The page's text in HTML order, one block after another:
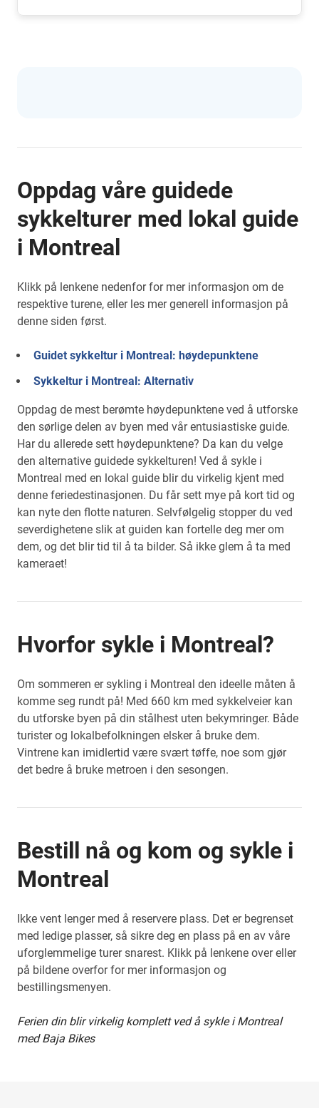
Oppdag våre guidede
sykkelturer med lokal guide
i Montreal
Klikk på lenkene nedenfor for mer informasjon om de
respektive turene, eller les mer generell informasjon på
denne siden først.
Guidet sykkeltur i Montreal: høydepunktene
Sykkeltur i Montreal: Alternativ
Oppdag de mest berømte høydepunktene ved å utforske
den sørlige delen av byen med vår entusiastiske guide.
Har du allerede sett høydepunktene? Da kan du velge
den alternative guidede sykkelturen! Ved å sykle i
Montreal med en lokal guide blir du virkelig kjent med
denne feriedestinasjonen. Du får sett mye på kort tid og
kan nyte den flotte naturen. Selvfølgelig stopper du ved
severdighetene slik at guiden kan fortelle deg mer om
dem, og det blir tid til å ta bilder. Så ikke glem å ta med
kameraet!
Hvorfor sykle i Montreal?
Om sommeren er sykling i Montreal den ideelle måten å
komme seg rundt på! Med 660 km med sykkelveier kan
du utforske byen på din stålhest uten bekymringer. Både
turister og lokalbefolkningen elsker å bruke dem.
Vintrene kan imidlertid være svært tøffe, noe som gjør
det bedre å bruke metroen i den sesongen.
Bestill nå og kom og sykle i
Montreal
Ikke vent lenger med å reservere plass. Det er begrenset
med ledige plasser, så sikre deg en plass på en av våre
uforglemmelige turer snarest. Klikk på lenkene over eller
på bildene overfor for mer informasjon og
bestillingsmenyen.
Ferien din blir virkelig komplett ved å sykle i Montreal
med Baja Bikes